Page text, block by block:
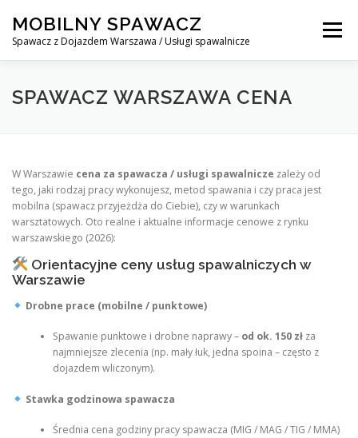
content
MOBILNY SPAWACZ
Spawacz z Dojazdem Warszawa / Usługi spawalnicze
Menu
MOBILNY SPAWACZ WARSZAWA BLOG
SPAWACZ WARSZAWA CENA
W Warszawie cena za spawacza / usługi spawalnicze zależy od
tego, jaki rodzaj pracy wykonujesz, metod spawania i czy praca jest
mobilna (spawacz przyjeżdża do Ciebie), czy w warunkach
warsztatowych. Oto realne i aktualne informacje cenowe z rynku
warszawskiego (2026):
Orientacyjne ceny usług spawalniczych w
Warszawie
Drobne prace (mobilne / punktowe)
Spawanie punktowe i drobne naprawy – od ok. 150 złza
najmniejsze zlecenia (np. mały łuk, jedna spoina – często z
dojazdem wliczonym).
Stawka godzinowa spawacza
Średnia cena godziny pracy spawacza (MIG / MAG / TIG / MMA)